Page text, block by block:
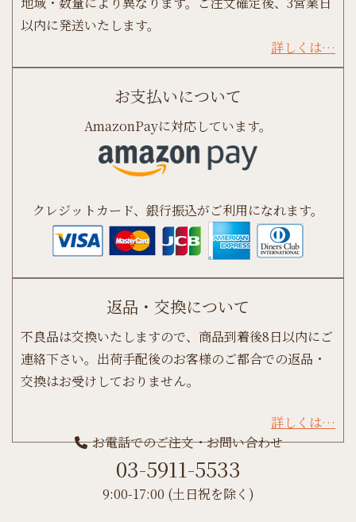
以内に発送いたします。
詳しくは…
お支払いについて
AmazonPayに対応しています。
クレジットカード、銀行振込がご利用になれます。
返品・交換について
不良品は交換いたしますので、商品到着後8日以内にご
連絡下さい。出荷手配後のお客様のご都合での返品・
交換はお受けしておりません。
詳しくは…
お電話でのご注文・お問い合わせ
03-5911-5533
9:00-17:00 (土日祝を除く)